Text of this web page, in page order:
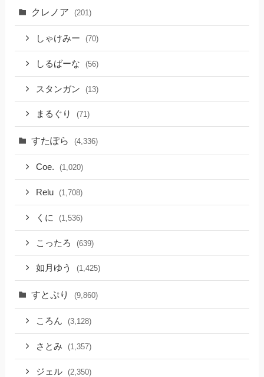
クレノア (201)
しゃけみー (70)
しるばーな (56)
スタンガン (13)
まるぐり (71)
すたぽら (4,336)
Coe. (1,020)
Relu (1,708)
くに (1,536)
こったろ (639)
如月ゆう (1,425)
すとぷり (9,860)
ころん (3,128)
さとみ (1,357)
ジェル (2,350)